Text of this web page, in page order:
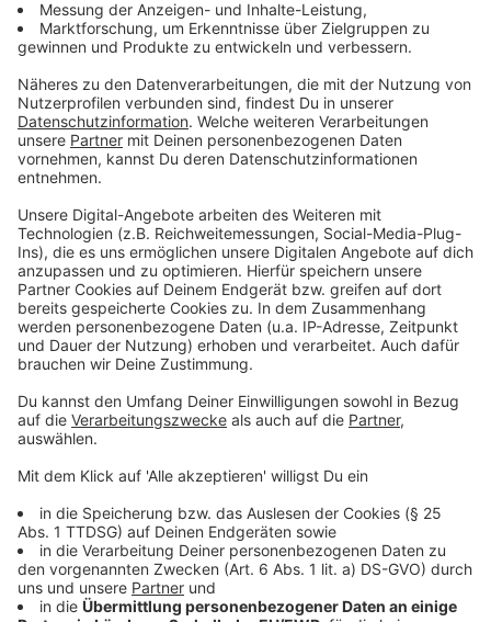
Auh in Vreden beim Jugendcampus war der
Impfbus erfolgreich
Anzeige
94 Personen nahmen am Samstagnachmittag
(11.09.2021) das Impfangebot des Kreises Borken auf
dem Jugendcampus in Vreden an. Das dort
eingesetzte mobile Impfteam konnte 77 mal den
Impfstoff von BioNTech und 17 mal den von Johnson
& Johnson verimpfen.
Weitere Vor-Ort-Impftermine im Kreisgebiet sind
derzeit im Rahmen der deutschlandweiten
zum 19. September 2021 vorgesehen:
Montag, 13. September 2021, 17 bis 19 Uhr,
Stadtlohn, Busbahnhof, DRK-Impfbus
Mittwoch, 15. September 2021, 17 bis 19 Uhr,
Vreden, Rathaus-Parkplatz, Burgstraße 14, DRK-
Impfbus
Donnerstag, 16. September 2021, bis Freitag, 17.
September 2021, Ahaus, Berufskolleg für